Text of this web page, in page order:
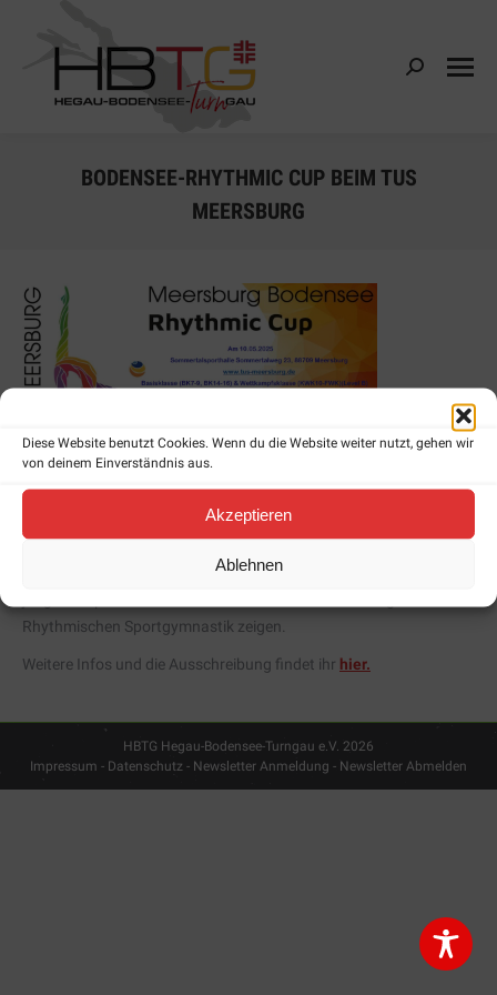
Diese Website benutzt Cookies. Wenn du die Website weiter nutzt, gehen wir
von deinem Einverständnis aus.
Akzeptieren
Ablehnen
Search:
BODENSEE-RHYTHMIC CUP BEIM TUS
MEERSBURG
Cup in die Sommertalhalle nach Meersburg ein. Bereits die
Rhythmischen Sportgymnastik zeigen.
Weitere Infos und die Ausschreibung findet ihr hier.
HBTG Hegau-Bodensee-Turngau e.V. 2026
Impressum - Datenschutz - Newsletter Anmeldung - Newsletter Abmelden